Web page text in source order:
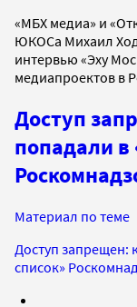
«МБХ медиа» и
ЮКОСа Михаил
интервью «Эху
медиапроектов в
Доступ
попадали в
Материал по теме
Доступ запрещен:
список»